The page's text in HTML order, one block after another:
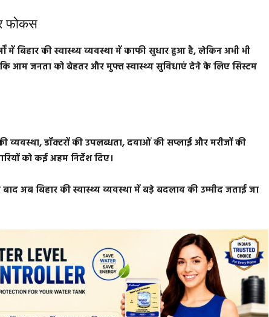
फोकस
में बिहार की स्वास्थ्य व्यवस्था में काफी सुधार हुआ है, लेकिन अभी भी
कि आम जनता को बेहतर और मुफ्त स्वास्थ्य सुविधाएं देने के लिए सिस्टम
व्यवस्था, डॉक्टरों की उपलब्धता, दवाओं की सप्लाई और मरीजों की
को कई अहम निर्देश दिए।
अब बिहार की स्वास्थ्य व्यवस्था में बड़े बदलाव की उम्मीद जताई जा